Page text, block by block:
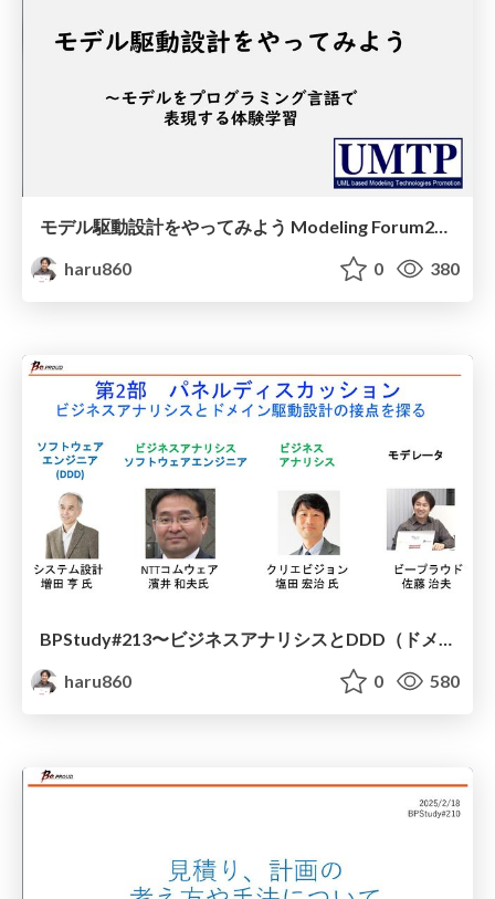
モデル駆動設計をやってみよう Modeling Forum2025ワークショップ/Let’s Try Model-Driven Design
haru860
0 380
BPStudy#213〜ビジネスアナリシスとDDD（ドメイン駆動設計）パネルディスカッション資料 / BPStudy213-panel
haru860
0 580